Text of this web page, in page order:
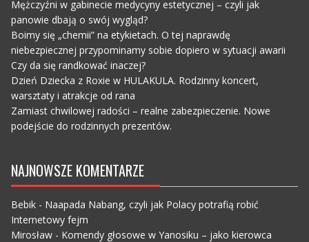
Mężczyźni w gabinecie medycyny estetycznej – czyli jak
panowie dbają o swój wygląd?
Boimy się „chemii” na etykietach. O tej naprawdę
niebezpiecznej przypominamy sobie dopiero w sytuacji awarii
Czy da się randkować inaczej?
Dzień Dziecka z Roxie w HULAKULA. Rodzinny koncert,
warsztaty i atrakcje od rana
Zamiast chwilowej radości – realne zabezpieczenie. Nowe
podejście do rodzinnych prezentów.
NAJNOWSZE KOMENTARZE
Bebik- Naapada Nabang, czyli jak Polacy potrafią robić
Internetowy fejm
Mirosław- Komendy głosowe w Yanosiku – jako kierowca